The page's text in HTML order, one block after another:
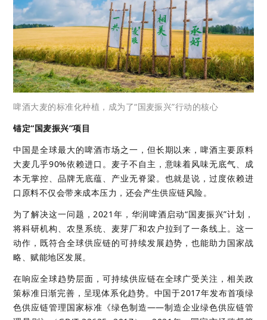
啤酒大麦的标准化种植，成为了“国麦振兴”行动的核心
锚定“国麦振兴”项目
中国是全球最大的啤酒市场之一，但长期以来，啤酒主要原料
大麦几乎90%依赖进口。麦子不自主，意味着风味无底气、成
本无掌控、品牌无底蕴、产业无脊梁。也就是说，过度依赖进
口原料不仅会带来成本压力，还会产生供应链风险。
为了解决这一问题，2021年，华润啤酒启动“国麦振兴”计划，
将科研机构、农垦系统、麦芽厂和农户拉到了一条线上。这一
动作，既符合全球供应链的可持续发展趋势，也能助力国家战
略、赋能地区发展。
在响应全球趋势层面，可持续供应链在全球广受关注，相关政
策标准日渐完善，呈现体系化趋势。中国于2017年发布首项绿
色供应链管理国家标准《绿色制造——制造企业绿色供应链管